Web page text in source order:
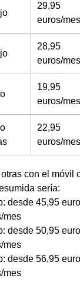
29,95
euros/mes
28,95
euros/mes
19,95
euros/mes
22,95
euros/mes
con el móvil
sería:
desde 45,95
mes
desde 50,95
mes
desde 56,95
mes